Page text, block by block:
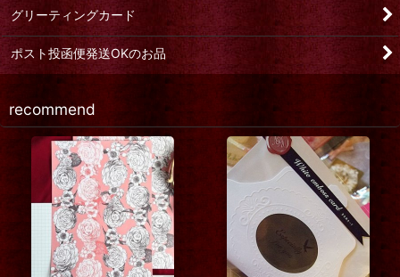
グリーティングカード
ポスト投函便発送OKのお品
recommend